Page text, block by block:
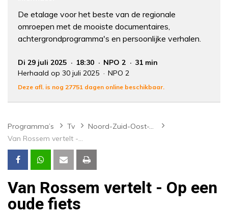
De etalage voor het beste van de regionale
omroepen met de mooiste documentaires,
achtergrondprogramma's en persoonlijke verhalen.
Di 29 juli 2025 18:30 NPO 2
31 min
Herhaald op 30 juli 2025
NPO 2
Deze afl. is nog 27751 dagen online beschikbaar.
Programma’s Tv
Noord-Zuid-Oost-West
Van Rossem vertelt - Op een oude fiets
Van Rossem vertelt - Op een
oude fiets